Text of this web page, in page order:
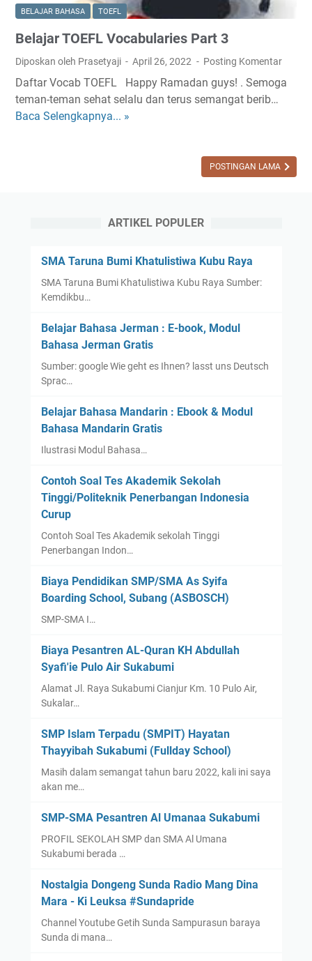
E
F
L
T
s
B
e
w
b
n
n
a
BELAJAR BAHASA TOEFL
Belajar TOEFL Vocabularies Part 3
Diposkan oleh Prasetyaji April 26, 2022 Posting Komentar
Daftar Vocab TOEFL Happy Ramadan guys! . Semoga
teman-teman sehat selalu dan terus semangat berib…
Baca Selengkapnya... »
r
E
F
o
c
a
l
a
r
e
s
a
r
3
POSTINGAN LAMA
ARTIKEL POPULER
SMA Taruna Bumi Khatulistiwa Kubu Raya
SMA Taruna Bumi Khatulistiwa Kubu Raya Sumber:
Kemdikbu…
Belajar Bahasa Jerman : E-book, Modul
Bahasa Jerman Gratis
Sumber: google Wie geht es Ihnen? lasst uns Deutsch
Sprac…
Belajar Bahasa Mandarin : Ebook & Modul
Bahasa Mandarin Gratis
Ilustrasi Modul Bahasa…
Contoh Soal Tes Akademik Sekolah
Tinggi/Politeknik Penerbangan Indonesia
Curup
Contoh Soal Tes Akademik sekolah Tinggi
Penerbangan Indon…
Biaya Pendidikan SMP/SMA As Syifa
Boarding School, Subang (ASBOSCH)
SMP-SMA I…
Biaya Pesantren AL-Quran KH Abdullah
Syafi'ie Pulo Air Sukabumi
Alamat Jl. Raya Sukabumi Cianjur Km. 10 Pulo Air,
Sukalar…
SMP Islam Terpadu (SMPIT) Hayatan
Thayyibah Sukabumi (Fullday School)
Masih dalam semangat tahun baru 2022, kali ini saya
akan me…
SMP-SMA Pesantren Al Umanaa Sukabumi
PROFIL SEKOLAH SMP dan SMA Al Umana
Sukabumi berada …
Nostalgia Dongeng Sunda Radio Mang Dina
Mara - Ki Leuksa #Sundapride
Channel Youtube Getih Sunda Sampurasun baraya
Sunda di mana…